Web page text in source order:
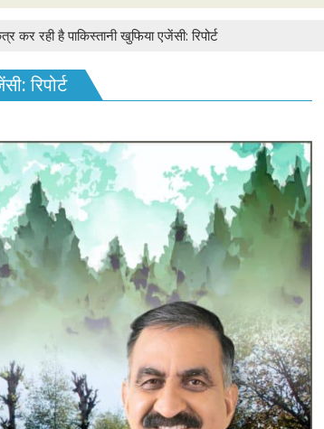
कर रही है पाकिस्तानी खुफिया एजेंसी: रिपोर्ट
रिपोर्ट